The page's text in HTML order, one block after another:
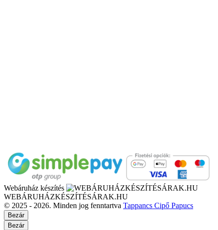
Webáruház készítés
WEBÁRUHÁZKÉSZÍTÉSÁRAK.HU
© 2025 - 2026. Minden jog fenntartva Tappancs Cipő Papucs
Bezár
Bezár